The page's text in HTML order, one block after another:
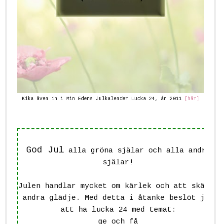
Kika även in i Min Edens Julkalender Lucka 24, år 2011 [här]
God Jul alla gröna själar och alla andra
själar!
Julen handlar mycket om kärlek och att skänka
andra glädje. Med detta i åtanke beslöt jag
att ha lucka 24 med temat:
ge och få